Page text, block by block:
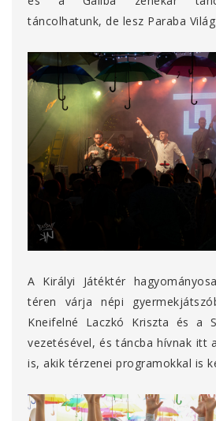
táncolhatunk, de lesz Paraba
A Királyi Játéktér
téren várja népi
Kneifelné Laczkó Kriszta és a
vezetésével, és táncba hívnak itt
is, akik térzenei programokkal is